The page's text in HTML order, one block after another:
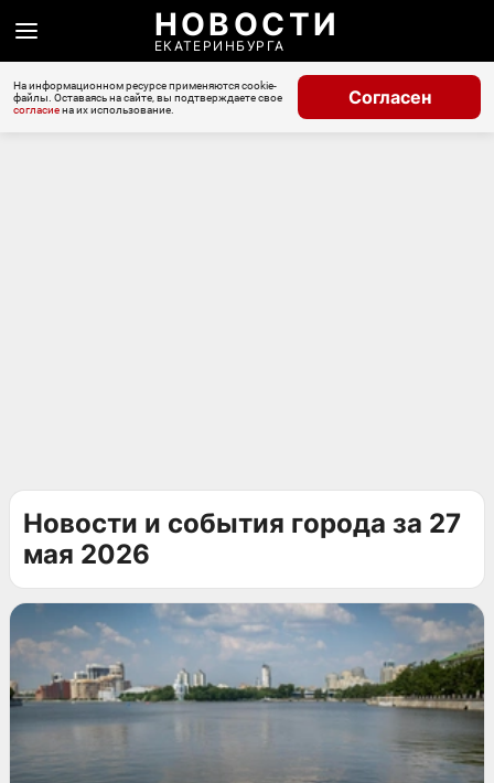
НОВОСТИ
ЕКАТЕРИНБУРГА
На информационном ресурсе применяются cookie-
файлы. Оставаясь на сайте, вы подтверждаете свое
согласиена их использование.
Согласен
Новости и события города за 27
мая 2026